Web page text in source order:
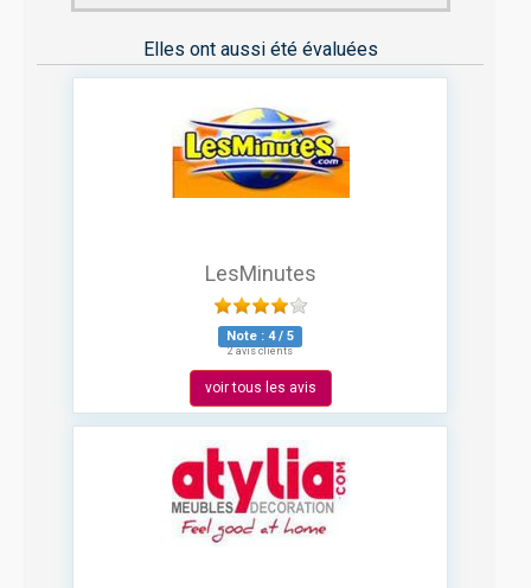
Elles ont aussi été évaluées
LesMinutes
Note : 4/ 5
2 avis clients
voir tous les avis